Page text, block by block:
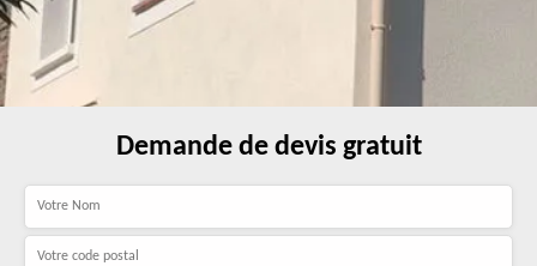
Demande de devis gratuit